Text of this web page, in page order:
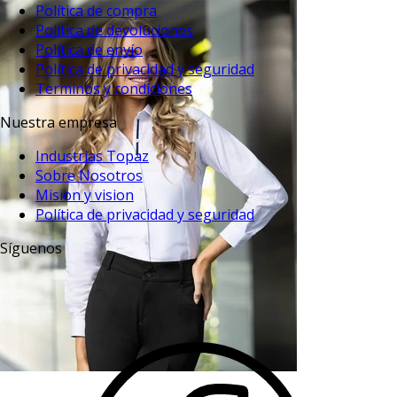
Política de compra
Política de devoluciones
Política de envío
Política de privacidad y seguridad
Terminos y condiciones
Nuestra empresa
Industrias Topaz
Sobre Nosotros
Mision y vision
Política de privacidad y seguridad
Síguenos